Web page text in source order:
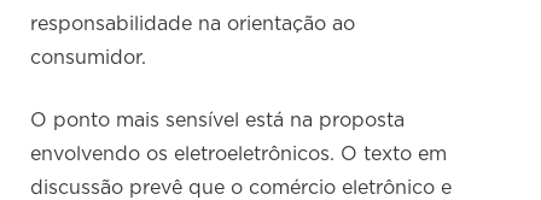
responsabilidade na orientação ao
consumidor.
O ponto mais sensível está na proposta
envolvendo os eletroeletrônicos. O texto em
discussão prevê que o comércio eletrônico e